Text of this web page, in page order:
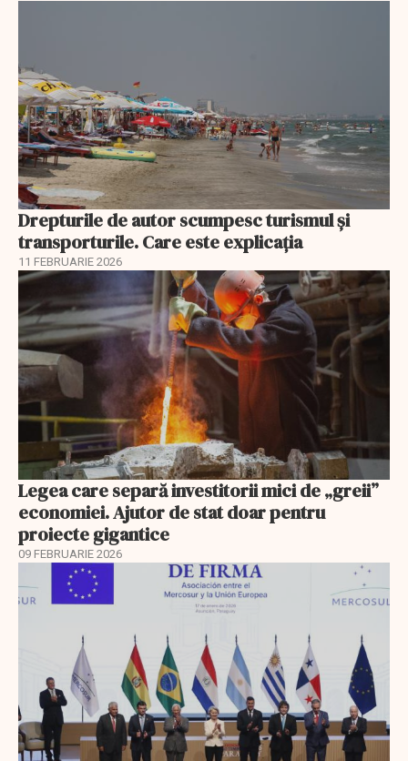
Drepturile de autor scumpesc turismul și
transporturile. Care este explicația
11 FEBRUARIE 2026
Legea care separă investitorii mici de „greii”
economiei. Ajutor de stat doar pentru
proiecte gigantice
09 FEBRUARIE 2026